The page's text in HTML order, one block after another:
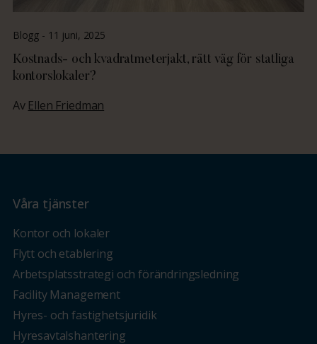
Blogg - 11 juni, 2025
Kostnads- och kvadratmeterjakt, rätt väg för statliga
kontorslokaler?
Av Ellen Friedman
Våra tjänster
Kontor och lokaler
Flytt och etablering
Arbetsplatsstrategi och förändringsledning
Facility Management
Hyres- och fastighetsjuridik
Hyresavtalshantering